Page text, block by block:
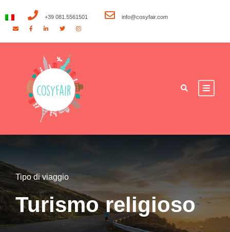
+39 081.5561501 info@cosyfair.com
Tipo di viaggio
Turismo religioso